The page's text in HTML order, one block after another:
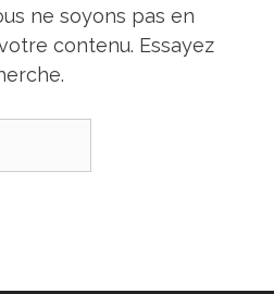
ne soyons pas en
contenu. Essayez